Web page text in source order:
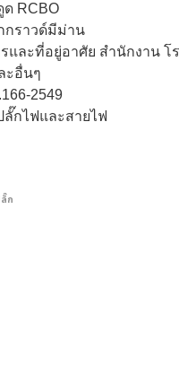
ด RCBO
กราวด์มีม่าน
และที่อยู่อาศัย สำนักงาน โ
ะอื่นๆ
2549
กไฟและสายไฟ
ก